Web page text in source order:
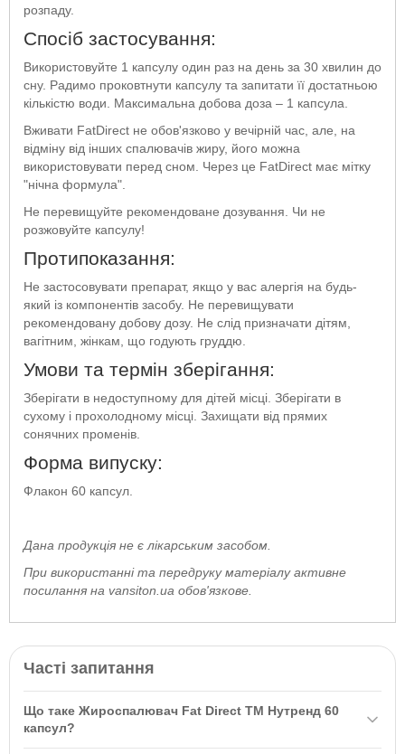
розпаду.
Спосіб застосування:
Використовуйте 1 капсулу один раз на день за 30 хвилин до
сну. Радимо проковтнути капсулу та запитати її достатньою
кількістю води. Максимальна добова доза – 1 капсула.
Вживати FatDirect не обов'язково у вечірній час, але, на
відміну від інших спалювачів жиру, його можна
використовувати перед сном. Через це FatDirect має мітку
"нічна формула".
Не перевищуйте рекомендоване дозування. Чи не
розжовуйте капсулу!
Протипоказання:
Не застосовувати препарат, якщо у вас алергія на будь-
який із компонентів засобу. Не перевищувати
рекомендовану добову дозу. Не слід призначати дітям,
вагітним, жінкам, що годують груддю.
Умови та термін зберігання:
Зберігати в недоступному для дітей місці. Зберігати в
сухому і прохолодному місці. Захищати від прямих
сонячних променів.
Форма випуску:
Флакон 60 капсул.
Дана продукція не є лікарським засобом.
При використанні та передруку матеріалу активне
посилання на vansiton.ua обов'язкове.
Часті запитання
Що таке Жироспалювач Fat Direct ТМ Нутренд 60
капсул?